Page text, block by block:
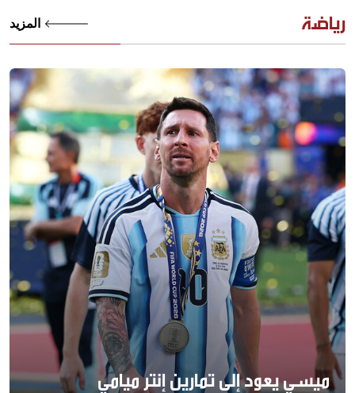
رياضة المزيد
ميسي يعود إلى تمارين إنتر ميامي